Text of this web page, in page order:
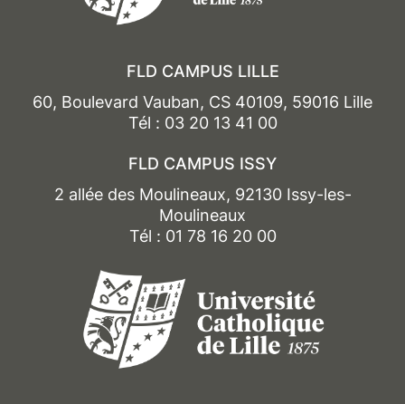
FLD CAMPUS LILLE
60, Boulevard Vauban, CS 40109, 59016 Lille
Tél : 03 20 13 41 00
FLD CAMPUS ISSY
2 allée des Moulineaux, 92130 Issy-les-
Moulineaux
Tél : 01 78 16 20 00